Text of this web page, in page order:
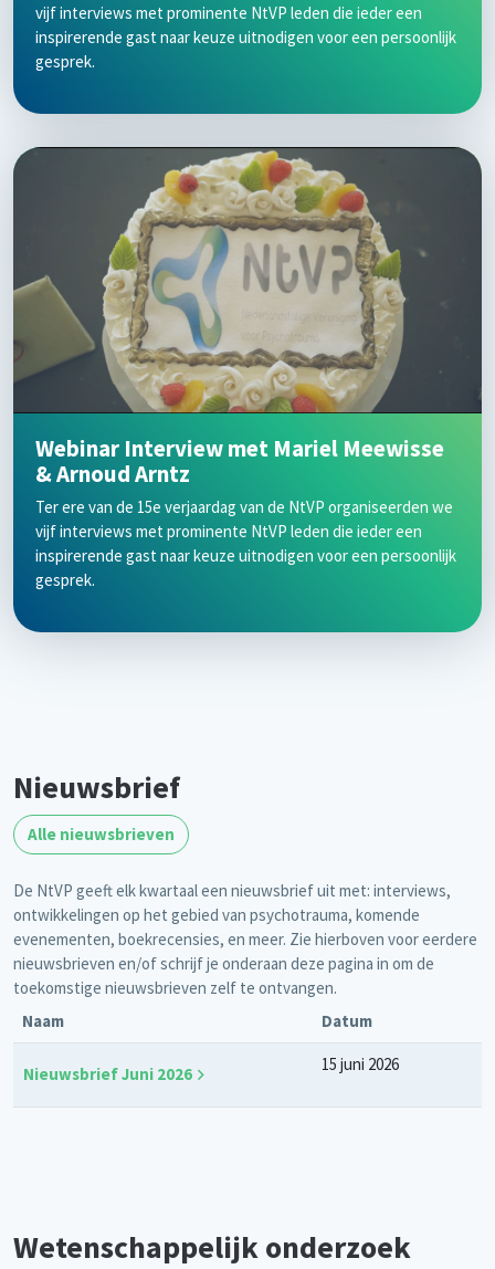
vijf interviews met prominente NtVP leden die ieder een
inspirerende gast naar keuze uitnodigen voor een persoonlijk
gesprek.
Webinar Interview met Mariel Meewisse
& Arnoud Arntz
Ter ere van de 15e verjaardag van de NtVP organiseerden we
vijf interviews met prominente NtVP leden die ieder een
inspirerende gast naar keuze uitnodigen voor een persoonlijk
gesprek.
Nieuwsbrief
Alle nieuwsbrieven
De NtVP geeft elk kwartaal een nieuwsbrief uit met: interviews,
ontwikkelingen op het gebied van psychotrauma, komende
evenementen, boekrecensies, en meer. Zie hierboven voor eerdere
nieuwsbrieven en/of schrijf je onderaan deze pagina in om de
toekomstige nieuwsbrieven zelf te ontvangen.
Naam
Datum
Nieuwsbrief Juni 2026 15 juni 2026
Wetenschappelijk onderzoek